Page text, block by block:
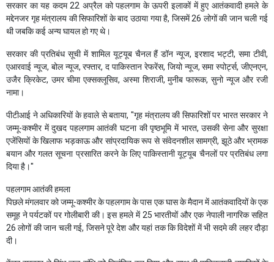
सरकार का यह कदम 22 अप्रैल को पहलगाम के ऊपरी इलाकों में हुए आतंकवादी हमले के
मद्देनजर गृह मंत्रालय की सिफारिशों के बाद उठाया गया है, जिसमें 26 लोगों की जान चली गई
थी जबकि कई अन्य घायल हो गए थे।
सरकार की प्रतिबंध सूची में शामिल यूट्यूब चैनल हैं डॉन न्यूज, इरशाद भट्टी, समा टीवी,
एआरवाई न्यूज, बोल न्यूज, रफ्तार, द पाकिस्तान रेफरेंस, जियो न्यूज, समा स्पोर्ट्स, जीएनएन,
उजैर क्रिकेट, उमर चीमा एक्सक्लूसिव, अस्मा शिराजी, मुनीब फारूक, सुनो न्यूज और रजी
नामा।
पीटीआई ने अधिकारियों के हवाले से बताया, "गृह मंत्रालय की सिफारिशों पर भारत सरकार ने
जम्मू-कश्मीर में दुखद पहलगाम आतंकी घटना की पृष्ठभूमि में भारत, उसकी सेना और सुरक्षा
एजेंसियों के खिलाफ भड़काऊ और सांप्रदायिक रूप से संवेदनशील सामग्री, झूठे और भ्रामक
बयान और गलत सूचना प्रसारित करने के लिए पाकिस्तानी यूट्यूब चैनलों पर प्रतिबंध लगा
दिया है।"
पहलगाम आतंकी हमला
पिछले मंगलवार को जम्मू-कश्मीर के पहलगाम के पास एक घास के मैदान में आतंकवादियों के एक
समूह ने पर्यटकों पर गोलीबारी की। इस हमले में 25 भारतीयों और एक नेपाली नागरिक सहित
26 लोगों की जान चली गई, जिसने पूरे देश और यहां तक ​​कि विदेशों में भी सदमे की लहर दौड़ा
दी।